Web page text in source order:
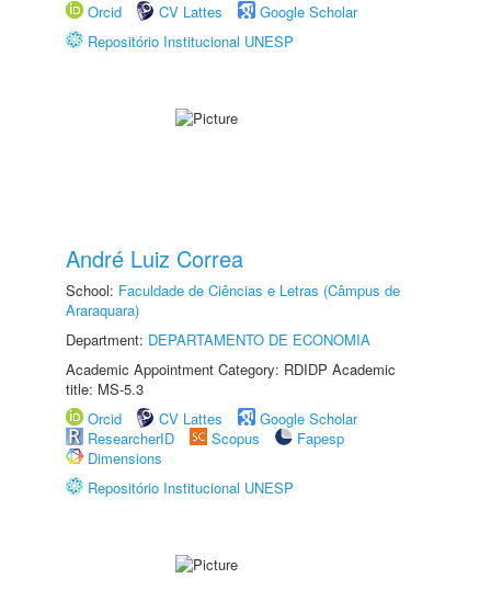
Orcid
CV Lattes
Google Scholar
Repositório Institucional UNESP
André Luiz Correa
School: Faculdade de Ciências e Letras (Câmpus de
Araraquara)
Department: DEPARTAMENTO DE ECONOMIA
Academic Appointment Category: RDIDP Academic
title: MS-5.3
Orcid
CV Lattes
Google Scholar
ResearcherID
Scopus
Fapesp
Dimensions
Repositório Institucional UNESP